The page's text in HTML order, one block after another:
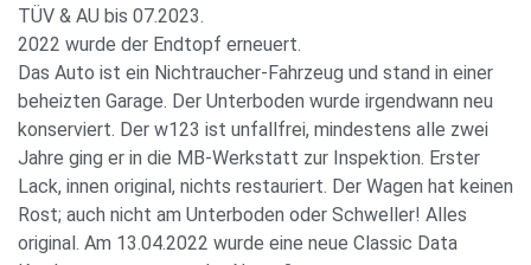
TÜV & AU bis 07.2023.
2022 wurde der Endtopf erneuert.
Das Auto ist ein Nichtraucher-Fahrzeug und stand in einer
beheizten Garage. Der Unterboden wurde irgendwann neu
konserviert. Der w123 ist unfallfrei, mindestens alle zwei
Jahre ging er in die MB-Werkstatt zur Inspektion. Erster
Lack, innen original, nichts restauriert. Der Wagen hat keinen
Rost; auch nicht am Unterboden oder Schweller! Alles
original. Am 13.04.2022 wurde eine neue Classic Data